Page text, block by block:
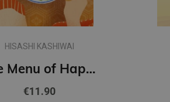
HISASHI KASHIWAI
The Menu of Happiness
€11.90